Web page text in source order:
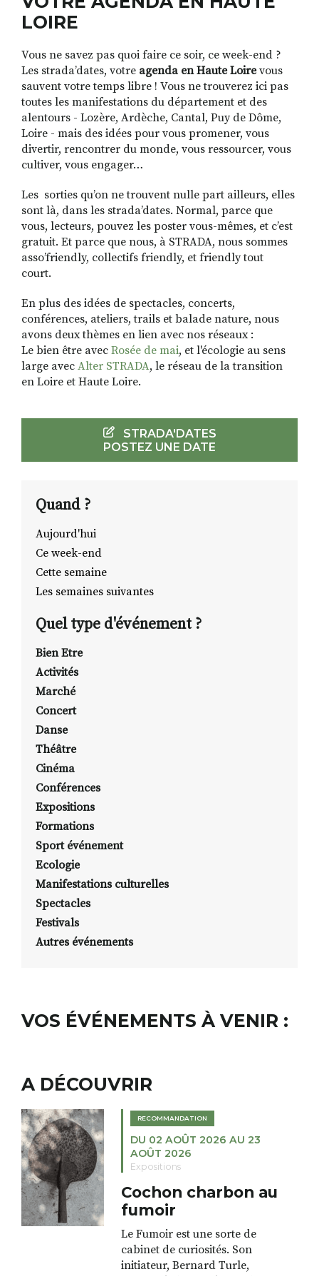
RECHERCHER
S'ABONNER
S'INSCRIRE À LA NEWSLETTER
FACEBOOKINSTAGRAM
LINKEDINYOUTUBE
LOIRE
Vous ne savez pas quoi faire ce soir, ce week-end ?
Les strada’dates, votre agenda en Haute Loirevous
sauvent votre temps libre ! Vous ne trouverez ici pas
toutes les manifestations du département et des
alentours - Lozère, Ardèche, Cantal, Puy de Dôme,
Loire - mais des idées pour vous promener, vous
divertir, rencontrer du monde, vous ressourcer, vous
cultiver, vous engager…
Les sorties qu’on ne trouvent nulle part ailleurs, elles
sont là, dans les strada’dates. Normal, parce que
vous, lecteurs, pouvez les poster vous-mêmes, et c’est
gratuit. Et parce que nous, à STRADA, nous sommes
asso’friendly, collectifs friendly, et friendly tout
court.
En plus des idées de spectacles, concerts,
conférences, ateliers, trails et balade nature, nous
avons deux thèmes en lien avec nos réseaux :
Le bien être avec Rosée de mai, et l'écologie au sens
large avec Alter STRADA, le réseau de la transition
en Loire et Haute Loire.
STRADA'DATES
POSTEZ UNE DATE
Quand ?
Aujourd'hui
Ce week-end
Cette semaine
Les semaines suivantes
Quel type d'événement ?
Bien Etre
Activités
Marché
Concert
Danse
Théâtre
Cinéma
Conférences
Expositions
Formations
Sport événement
Ecologie
Manifestations culturelles
Spectacles
Festivals
Autres événements
VOS ÉVÉNEMENTS À VENIR :
A DÉCOUVRIR
RECOMMANDATION
DU 02 AOÛT 2026 AU 23
AOÛT 2026
Expositions
Cochon charbon au
fumoir
Le Fumoir est une sorte de
cabinet de curiosités. Son
initiateur, Bernard Turle,